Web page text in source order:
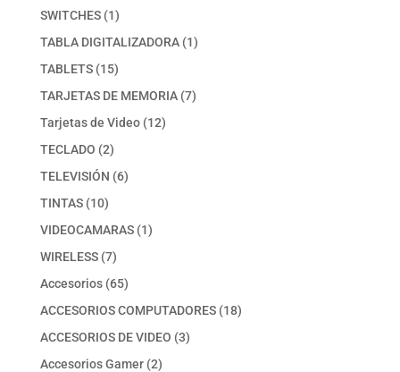
SWITCHES 11
producto
TABLA DIGITALIZADORA 11
TABLETS 1515
productos
TARJETAS DE MEMORIA 77
Tarjetas de Video 1212
TECLADO 22
productos
TELEVISIÓN 66
TINTAS 1010
productos
VIDEOCAMARAS 11
WIRELESS 77
productos
Accesorios 6565
productos
ACCESORIOS COMPUTADORES 1818
ACCESORIOS DE VIDEO 33
Accesorios Gamer 22